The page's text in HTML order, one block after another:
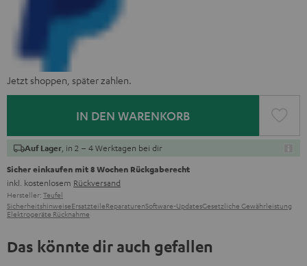
Jetzt shoppen, später zahlen.
IN DEN WARENKORB
Auf Lager , in 2 – 4 Werktagen bei dir
Sicher einkaufen mit 8 Wochen Rückgaberecht
inkl. kostenlosem Rückversand
Hersteller: Teufel
SicherheitshinweiseErsatzteileReparaturenSoftware-UpdatesGesetzliche Gewährleistung
Elektrogeräte Rücknahme
Das könnte dir auch gefallen